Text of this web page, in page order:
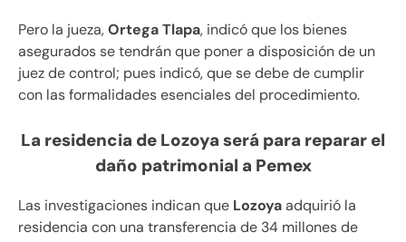
Pero la jueza,Ortega Tlapa, indicó que los bienes
asegurados se tendrán que poner a disposición de un
juez de control; pues indicó, que se debe de cumplir
con las formalidades esenciales del procedimiento.
La residencia de Lozoya será para reparar el
daño patrimonial a Pemex
Las investigaciones indican que Lozoyaadquirió la
residencia con una transferencia de 34 millones de